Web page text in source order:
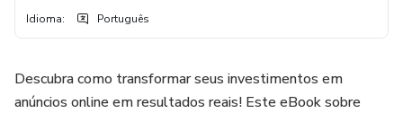
Idioma: Português
Descubra como transformar seus investimentos em
anúncios online em resultados reais! Este eBook sobre